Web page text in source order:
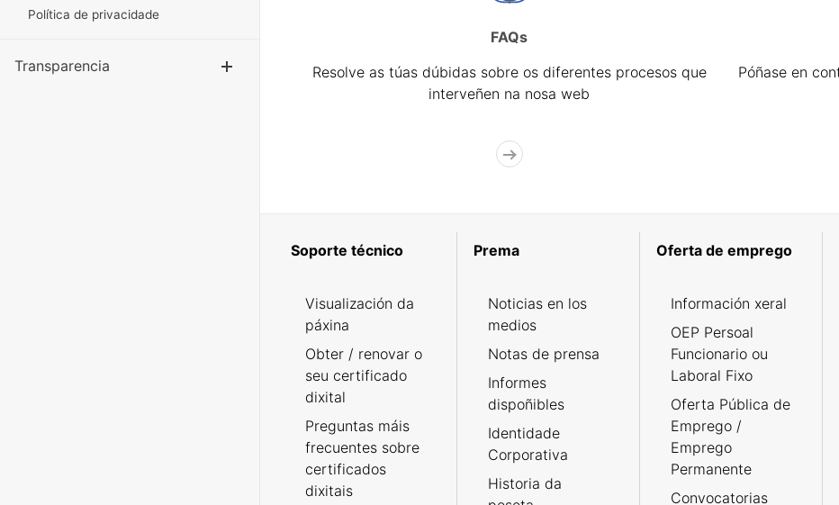
Política de privacidade
Transparencia Mostrar/Ocultar
FAQs
Resolve as túas dúbidas sobre os diferentes procesos que
interveñen na nosa web
Póñase en
Soporte técnico
Visualización da
páxina
Obter / renovar o
seu certificado
dixital
Preguntas máis
frecuentes sobre
certificados
dixitais
Prema
Noticias en los
medios
Notas de prensa
Informes
dispoñibles
Identidade
Corporativa
Historia da
Oferta de emprego
Información xeral
OEP Persoal
Funcionario ou
Laboral Fixo
Oferta Pública de
Emprego /
Emprego
Permanente
Convocatorias